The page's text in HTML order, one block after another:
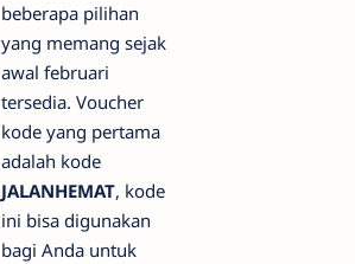
beberapa pilihan
yang memang sejak
awal februari
tersedia. Voucher
kode yang pertama
adalah kode
JALANHEMAT, kode
ini bisa digunakan
bagi Anda untuk